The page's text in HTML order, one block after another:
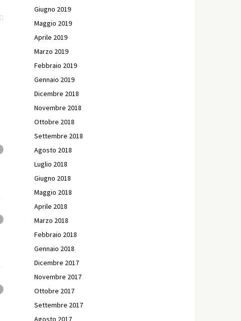
Giugno 2019
Maggio 2019
Aprile 2019
Marzo 2019
Febbraio 2019
Gennaio 2019
Dicembre 2018
Novembre 2018
Ottobre 2018
Settembre 2018
Agosto 2018
Luglio 2018
Giugno 2018
Maggio 2018
Aprile 2018
Marzo 2018
Febbraio 2018
Gennaio 2018
Dicembre 2017
Novembre 2017
Ottobre 2017
Settembre 2017
Agosto 2017